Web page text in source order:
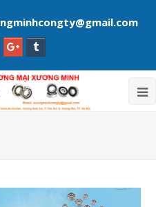
Google
Profile
Tumblr